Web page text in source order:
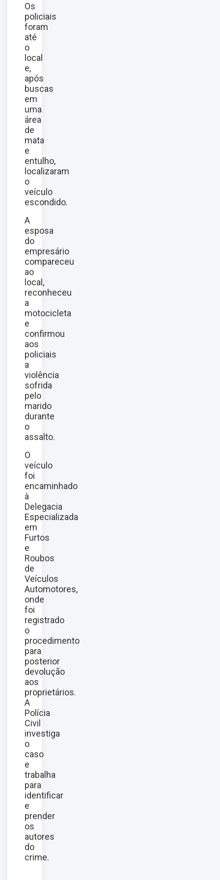
Os
policiais
foram
até
o
local
e,
após
buscas
em
uma
área
de
mata
e
entulho,
localizaram
o
veículo
escondido.
A
esposa
do
empresário
compareceu
ao
local,
reconheceu
a
motocicleta
e
confirmou
aos
policiais
a
violência
sofrida
pelo
marido
durante
o
assalto.
O
veículo
foi
encaminhado
à
Delegacia
Especializada
em
Furtos
e
Roubos
de
Veículos
Automotores,
onde
foi
registrado
o
procedimento
para
posterior
devolução
aos
proprietários.
A
Polícia
Civil
investiga
o
caso
e
trabalha
para
identificar
e
prender
os
autores
do
crime.